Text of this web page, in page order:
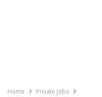
Home Private Jobs